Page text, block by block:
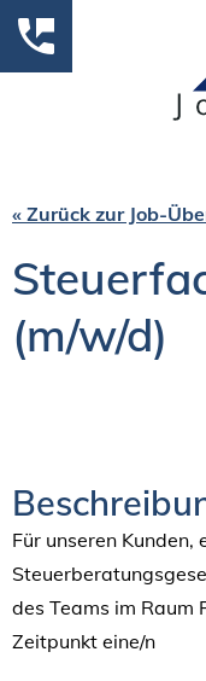
« Zurück zur Job-
(m/w/d)
Für unseren Kunden,
des Teams im Raum
Zeitpunkt eine/n